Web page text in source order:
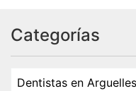
Categorías
Dentistas en Arguelles